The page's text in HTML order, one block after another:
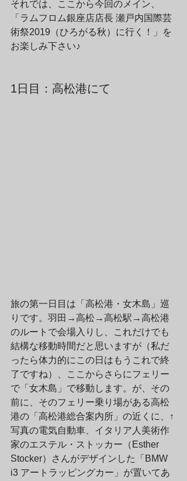
それでは、ここから今回のメイン、
「ラムフロム銀座店店長 瀬戸内国際芸
術祭2019（ひろがる秋）に行く！」を
お楽しみ下さい♪
1日目：高松港にて
旅の第一日目は「高松港・女木島」巡
りです。羽田→高松→高松駅→高松港
のルートで会場入りし、これだけでも
結構な移動時間だと思いますが（私だ
ったら体力的にこの日はもうこれで終
了ですね）、ここからさらにフェリー
で「女木島」で移動します。が、その
前に、そのフェリー乗り場がある高松
港の「高松港総合案内所」の近くに、↑
写真の電気自動車、イタリア人美術作
家のエステル・ストッカー（Esther
Stocker）さんがデザインした「BMW
i3 アートラッピングカー」が置いてあ